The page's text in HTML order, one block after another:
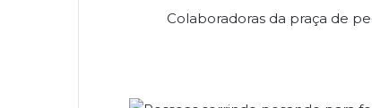
Colaboradoras da praça de